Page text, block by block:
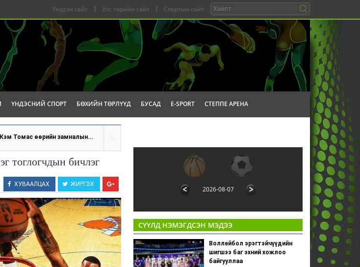
Үндсэн сайт Улс төрийн сайт Спортын сайт
ҮНДЭСНИЙ СПОРТ БӨХИЙН ТӨРЛҮҮД БУСАД E-SPORT СТЕППЕ АРЕНА
Кэм Томас өөрийн замналын...
тоглогчдын бичлэг
ХУВААЛЦАХ ЖИРГЭХ
2026-08-07
СҮҮЛД НЭМЭГДСЭН МЭДЭЭ
Воллейбол эрэгтэйчүүдийн
шигшээ баг эхний хожлоо
байгууллаа